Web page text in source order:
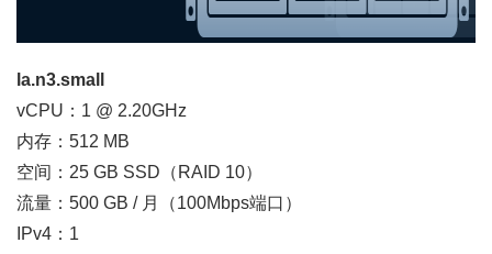
la.n3.small
vCPU：1 @ 2.20GHz
内存：512 MB
空间：25 GB SSD（RAID 10）
流量：500 GB / 月（100Mbps端口）
IPv4：1